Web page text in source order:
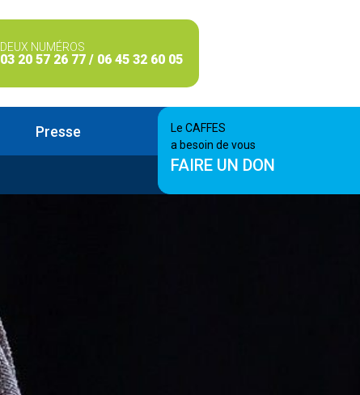
DEUX NUMÉROS
03 20 57 26 77 / 06 45 32 60 05
Presse
Le CAFFES
a besoin de vous
FAIRE UN DON